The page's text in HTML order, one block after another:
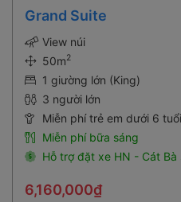
Grand Suite
View núi
50m2
1 giường lớn (King)
3 người lớn
Miễn phí trẻ em dưới 6 tuổi
Miễn phí bữa sáng
Hỗ trợ đặt xe HN - Cát Bà
6,160,000₫